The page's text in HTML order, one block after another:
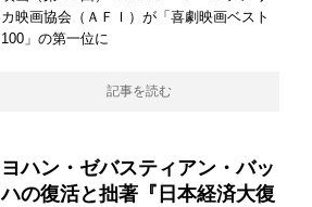
カ映画協会（ＡＦＩ）が「喜劇映画ベスト
100」の第一位に
記事を読む
ヨハン・ゼバスティアン・バッ
ハの復活と拙著『日本経済大復